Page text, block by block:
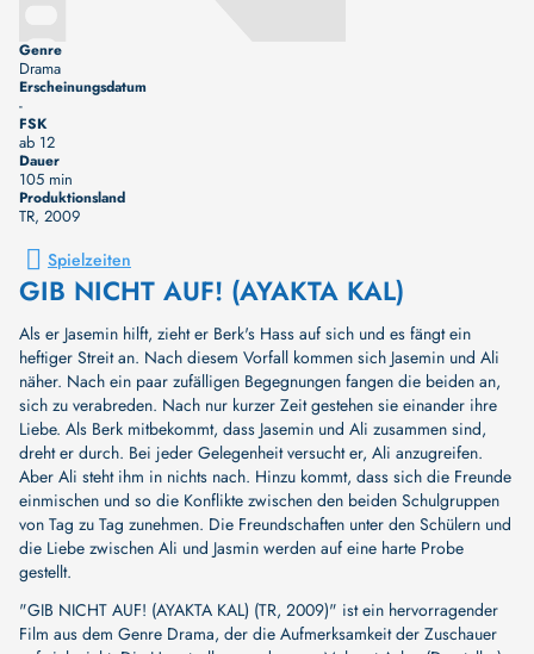
Genre
Drama
Erscheinungsdatum
-
FSK
ab 12
Dauer
105 min
Produktionsland
TR, 2009
Spielzeiten
GIB NICHT AUF! (AYAKTA KAL)
Als er Jasemin hilft, zieht er Berk's Hass auf sich und es fängt ein
heftiger Streit an. Nach diesem Vorfall kommen sich Jasemin und Ali
näher. Nach ein paar zufälligen Begegnungen fangen die beiden an,
sich zu verabreden. Nach nur kurzer Zeit gestehen sie einander ihre
Liebe. Als Berk mitbekommt, dass Jasemin und Ali zusammen sind,
dreht er durch. Bei jeder Gelegenheit versucht er, Ali anzugreifen.
Aber Ali steht ihm in nichts nach. Hinzu kommt, dass sich die Freunde
einmischen und so die Konflikte zwischen den beiden Schulgruppen
von Tag zu Tag zunehmen. Die Freundschaften unter den Schülern und
die Liebe zwischen Ali und Jasmin werden auf eine harte Probe
gestellt.
"GIB NICHT AUF! (AYAKTA KAL) (TR, 2009)" ist ein hervorragender
Film aus dem Genre Drama, der die Aufmerksamkeit der Zuschauer